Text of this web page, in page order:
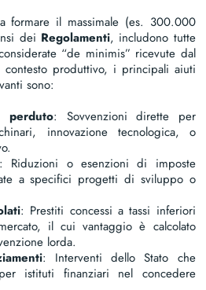
formare il massimale (es. 300.000
dei Regolamenti, includono tutte
“de minimis” ricevute dal
produttivo, i principali aiuti
sono:
perduto: Sovvenzioni dirette per
innovazione tecnologica, o
Riduzioni o esenzioni di imposte
a specifici progetti di sviluppo o
: Prestiti concessi a tassi inferiori
il cui vantaggio è calcolato
lorda.
: Interventi dello Stato che
istituti finanziari nel concedere